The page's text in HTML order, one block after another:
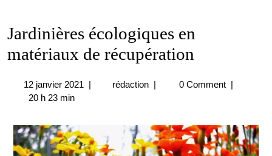
Jardinières écologiques en
matériaux de récupération
12 janvier 2021 12| rédactionJardinières
matériaux
de
récupération
| 0 Comment |
20 h 23 min